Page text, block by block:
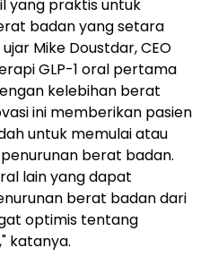
yang praktis untuk
badan yang setara
Mike Doustdar, CEO
GLP-1 oral pertama
kelebihan berat
ini memberikan pasien
untuk memulai atau
berat badan.
lain yang dapat
berat badan dari
optimis tentang
katanya.